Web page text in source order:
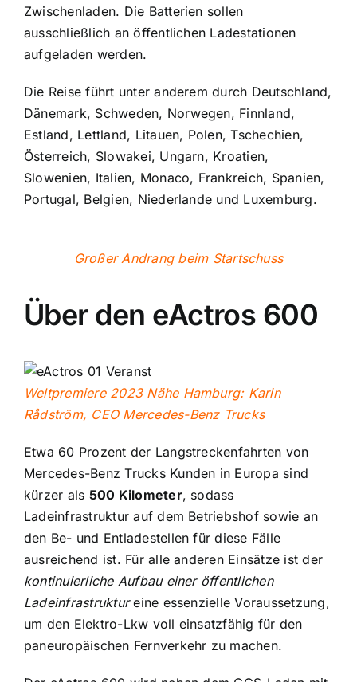
Zwischenladen. Die Batterien sollen
ausschließlich an öffentlichen Ladestationen
aufgeladen werden.
Die Reise führt unter anderem durch Deutschland,
Dänemark, Schweden, Norwegen, Finnland,
Estland, Lettland, Litauen, Polen, Tschechien,
Österreich, Slowakei, Ungarn, Kroatien,
Slowenien, Italien, Monaco, Frankreich, Spanien,
Portugal, Belgien, Niederlande und Luxemburg.
Großer Andrang beim Startschuss
Über den eActros 600
Weltpremiere 2023 Nähe Hamburg: Karin
Rådström, CEO Mercedes-Benz Trucks
Etwa 60 Prozent der Langstreckenfahrten von
Mercedes-Benz Trucks Kunden in Europa sind
kürzer als 500 Kilometer, sodass
Ladeinfrastruktur auf dem Betriebshof sowie an
den Be- und Entladestellen für diese Fälle
ausreichend ist. Für alle anderen Einsätze ist der
kontinuierliche Aufbau einer öffentlichen
Ladeinfrastruktureine essenzielle Voraussetzung,
um den Elektro-Lkw voll einsatzfähig für den
paneuropäischen Fernverkehr zu machen.